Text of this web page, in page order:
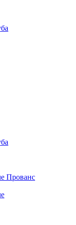
Прованс